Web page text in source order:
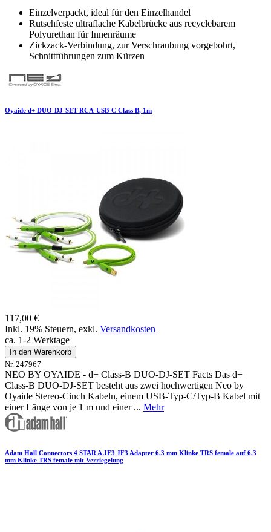
Einzelverpackt, ideal für den Einzelhandel
Rutschfeste ultraflache Kabelbrücke aus recyclebarem
Polyurethan für Innenräume
Zickzack-Verbindung, zur Verschraubung vorgebohrt,
Schnittführungen zum Kürzen
Oyaide d+ DUO-DJ-SET RCA-USB-C Class B, 1m
117,00 €
Inkl. 19% Steuern, exkl. Versandkosten
ca. 1-2 Werktage
In den Warenkorb
Nr. 247967
NEO BY OYAIDE - d+ Class-B DUO-DJ-SET Facts Das d+
Class-B DUO-DJ-SET besteht aus zwei hochwertigen Neo by
Oyaide Stereo-Cinch Kabeln, einem USB-Typ-C/Typ-B Kabel mit
einer Länge von je 1 m und einer ... Mehr
Adam Hall Connectors 4 STAR A JF3 JF3 Adapter 6,3 mm Klinke TRS female auf 6,3
mm Klinke TRS female mit Verriegelung